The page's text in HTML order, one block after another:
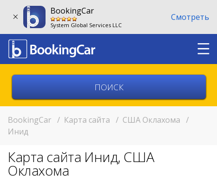
BookingCar
System Global Services LLC
Смотреть
Выберите город
Возврат в другом месте?
BookingCar / Карта сайта / США Оклахома /
Инид
Карта сайта Инид, США
Оклахома